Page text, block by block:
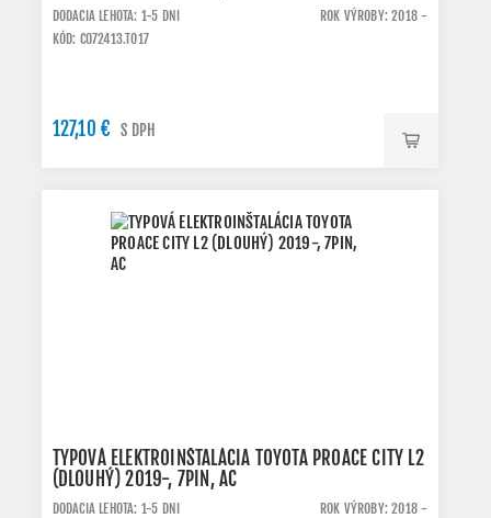
DODACIA LEHOTA: 1-5 DNI
ROK VÝROBY: 2018 -
KÓD: C072413.TO17
127,10 € S DPH
TYPOVÁ ELEKTROINŠTALÁCIA TOYOTA PROACE CITY L2
(DLOUHÝ) 2019-, 7PIN, AC
DODACIA LEHOTA: 1-5 DNI
ROK VÝROBY: 2018 -